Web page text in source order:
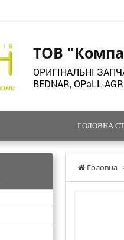
ТОВ
ОРИГІНАЛЬНІ
BEDNAR, OPaLL-
ГОЛОВНА
Головна